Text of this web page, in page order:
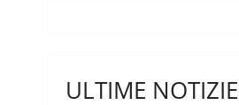
ULTIME NOTIZIE